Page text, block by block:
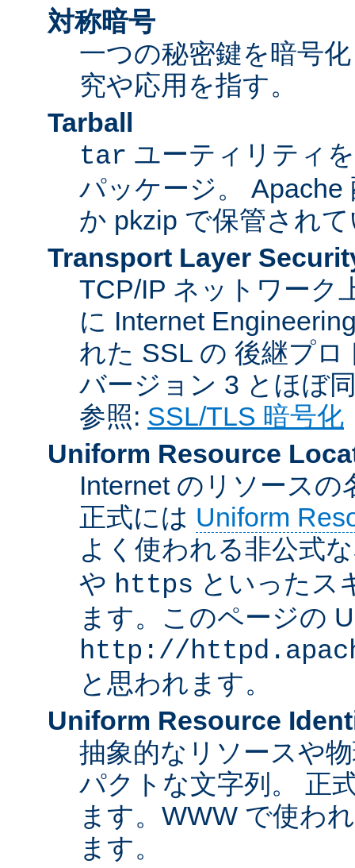
対称暗号
一つの秘密鍵を暗号
究や応用を指す。
Tarball
tar ユーティリティ
パッケージ。 Apache
か pkzip で保管され
Transport Layer
TCP/IP ネットワーク
に Internet
れた SSL の 後継プ
バージョン 3 とほぼ
参照: SSL/TLS 暗号化
Uniform Resource
Internet のリソース
正式には Uniform
よく使われる非公式
や https といったス
ます。このページの
http://
と思われます。
Uniform Resource
抽象的なリソースや
パクトな文字列。 正
ます。WWW で使わ
ます。